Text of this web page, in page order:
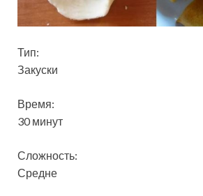
Тип:
Закуски
Время:
30 минут
Сложность:
Средне